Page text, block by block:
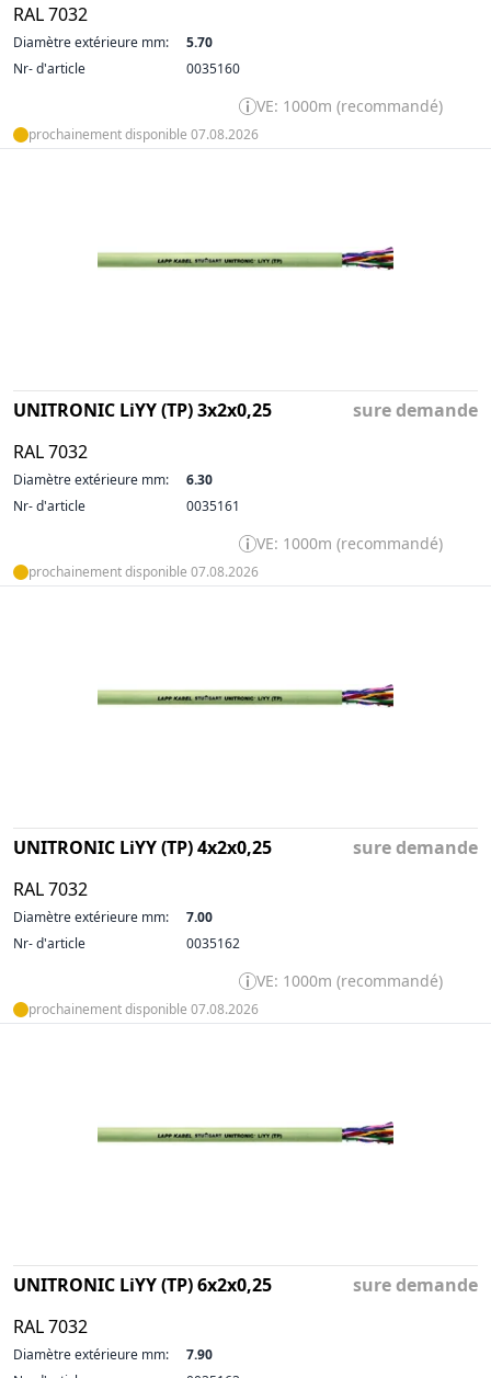
RAL 7032
Diamètre extérieure mm:
5.70
Nr- d'article
0035160
VE: 1000m (recommandé)
prochainement disponible 07.08.2026
UNITRONIC LiYY (TP) 3x2x0,25
RAL 7032
sure demande
Diamètre extérieure mm:
6.30
Nr- d'article
0035161
VE: 1000m (recommandé)
prochainement disponible 07.08.2026
UNITRONIC LiYY (TP) 4x2x0,25
RAL 7032
sure demande
Diamètre extérieure mm:
7.00
Nr- d'article
0035162
VE: 1000m (recommandé)
prochainement disponible 07.08.2026
UNITRONIC LiYY (TP) 6x2x0,25
RAL 7032
sure demande
Diamètre extérieure mm:
7.90